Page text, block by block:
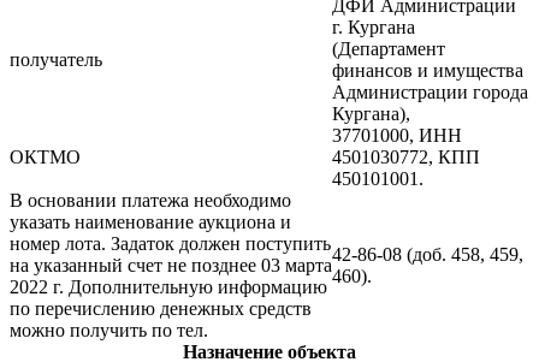
получатель
ДФИ Администрации
г. Кургана
(Департамент
финансов и имущества
Администрации города
Кургана),
ОКТМО
37701000, ИНН
4501030772, КПП
450101001.
В основании платежа необходимо
указать наименование аукциона и
номер лота. Задаток должен поступить
на указанный счет не позднее 03 марта
2022 г. Дополнительную информацию
по перечислению денежных средств
можно получить по тел.
42-86-08 (доб. 458, 459,
460).
Назначение объекта